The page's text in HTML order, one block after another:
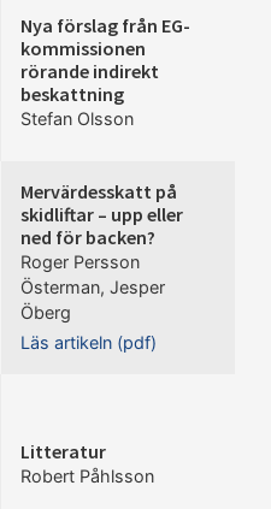
Nya förslag från EG-
kommissionen
rörande indirekt
beskattning
Stefan Olsson
Mervärdesskatt på
skidliftar – upp eller
ned för backen?
Roger Persson
Österman, Jesper
Öberg
Läs artikeln (pdf)
Litteratur
Robert Påhlsson